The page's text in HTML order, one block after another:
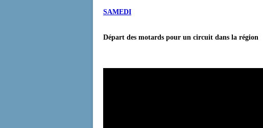
SAMEDI
Départ des motards pour un circuit dans la région